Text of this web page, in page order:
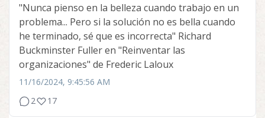
"Nunca pienso en la belleza cuando trabajo en un
problema... Pero si la solución no es bella cuando
he terminado, sé que es incorrecta" Richard
Buckminster Fuller en "Reinventar las
organizaciones" de Frederic Laloux
11/16/2024, 9:45:56 AM
2
17